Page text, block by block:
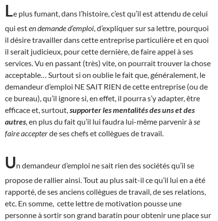
Le plus fumant, dans l’histoire, c’est qu’il est attendu de celui
qui esten demande d’emploi , d’expliquer sur sa lettre, pourquoi
il désire travailler dans cette entreprise particulière et en quoi
il serait judicieux, pour cette dernière, de faire appel à ses
services. Vu en passant (très) vite, on pourrait trouver la chose
acceptable… Surtout si on oublie le fait que, généralement, le
demandeur d’emploi NE SAIT RIEN de cette entreprise (ou de
ce bureau), qu’il ignore si, en effet, il pourra s’y adapter, être
efficace et, surtout, supporter les mentalités des uns et des
autres , en plus du fait qu’il lui faudra lui-même parvenir à se
faire accepterde ses chefs et collègues de travail.
Un demandeur d’emploi ne sait rien des sociétés qu’il se
propose de rallier ainsi. Tout au plus sait-il ce qu’il lui en a été
rapporté, de ses anciens collègues de travail, de ses relations,
etc. En somme, cette lettre de motivation pousse une
personne à sortir son grand baratin pour obtenir une place sur